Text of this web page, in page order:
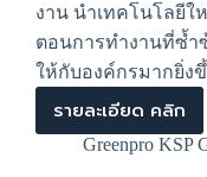
งาน นำเทคโนโลยีใ
ตอนการทำงานที่ซ้ำ
ให้กับองค์กรมากยิ่ง
รายละเอียด คลิก
นัก
บัญชี
ควร
Greenpro KSP